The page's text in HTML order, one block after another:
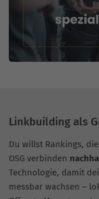
Linkbuilding als
Du willst Rankings,
OSG verbinden
Technologie, damit
messbar wachsen –